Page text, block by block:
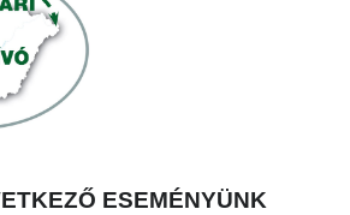
ESEMÉNYÜNK